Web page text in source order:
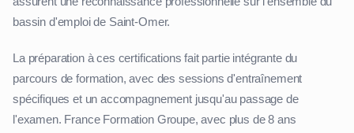
bassin d'emploi de Saint-Omer.
La préparation à ces certifications fait partie intégrante du
parcours de formation, avec des sessions d'entraînement
spécifiques et un accompagnement jusqu'au passage de
l'examen. France Formation Groupe, avec plus de 8 ans